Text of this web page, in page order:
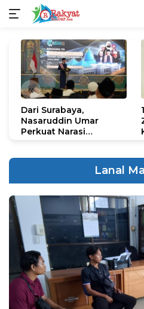
konten
«
Dari Surabaya,
Nasaruddin Umar
Perkuat Narasi
Lanal